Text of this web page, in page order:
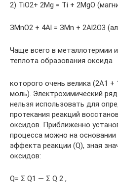
2) TiO2+ 2Мg = Тi + 2МgO
ЗМnO2 + 4Аl = ЗМn + 2Аl2O3
Чаще всего в металлотермии
теплота образования оксида
которого очень велика (2А1
моль). Электрохимический
нельзя использовать для
протекания реакций
оксидов. Приближенно
процесса можно на основании
эффекта реакции (Q), зная
оксидов:
Q= Σ Q1 — Σ Q 2 ,